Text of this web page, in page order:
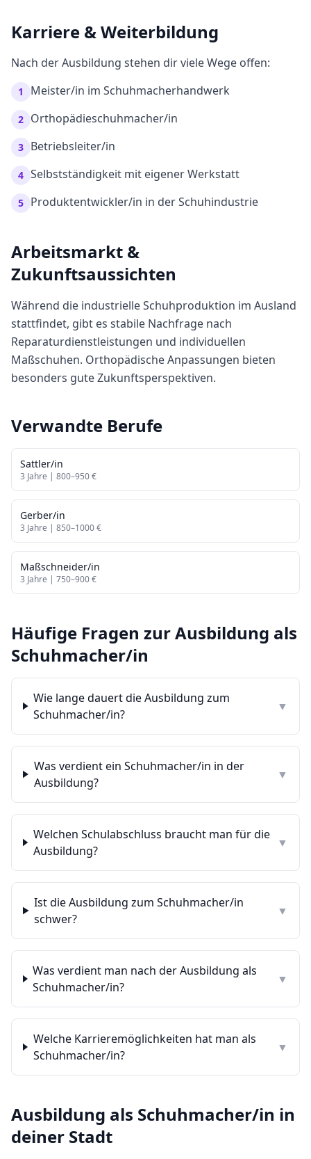
Karriere & Weiterbildung
Nach der Ausbildung stehen dir viele Wege offen:
1 Meister/in im Schuhmacherhandwerk
2 Orthopädieschuhmacher/in
3 Betriebsleiter/in
4 Selbstständigkeit mit eigener Werkstatt
5 Produktentwickler/in in der Schuhindustrie
Arbeitsmarkt &
Zukunftsaussichten
Während die industrielle Schuhproduktion im Ausland
stattfindet, gibt es stabile Nachfrage nach
Reparaturdienstleistungen und individuellen
Maßschuhen. Orthopädische Anpassungen bieten
besonders gute Zukunftsperspektiven.
Verwandte Berufe
Sattler/in
3 Jahre | 800–950€
Gerber/in
3 Jahre | 850–1000€
Maßschneider/in
3 Jahre | 750–900€
Häufige Fragen zur Ausbildung als
Schuhmacher/in
Wie lange dauert die Ausbildung zum
Schuhmacher/in?
▼
Was verdient ein Schuhmacher/in in der
Ausbildung?
▼
Welchen Schulabschluss braucht man für die
Ausbildung?
▼
Ist die Ausbildung zum Schuhmacher/in
schwer?
▼
Was verdient man nach der Ausbildung als
Schuhmacher/in?
▼
Welche Karrieremöglichkeiten hat man als
Schuhmacher/in?
▼
Ausbildung als Schuhmacher/in in
deiner Stadt